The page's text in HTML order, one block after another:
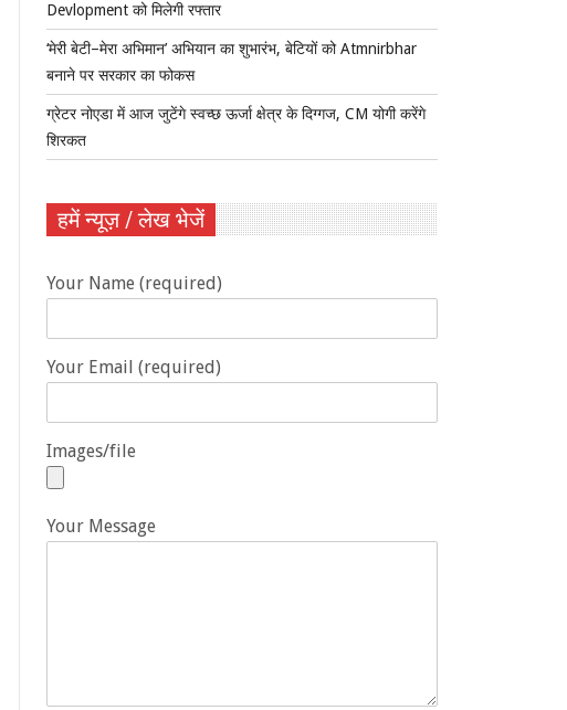
Devlopment को मिलेगी रफ्तार
‘मेरी बेटी–मेरा अभिमान’ अभियान का शुभारंभ, बेटियों को Atmnirbhar
बनाने पर सरकार का फोकस
ग्रेटर नोएडा में आज जुटेंगे स्वच्छ ऊर्जा क्षेत्र के दिग्गज, CM योगी करेंगे
शिरकत
हमें न्यूज़ / लेख भेजें
Your Name (required)
Your Email (required)
Images/file
Your Message